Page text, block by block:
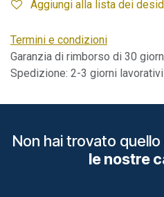
Aggiungi alla lista dei
Termini e condizioni
Garanzia di rimborso di 30
Spedizione: 2-3 giorni lavorativi
Non hai trovato
le nostre